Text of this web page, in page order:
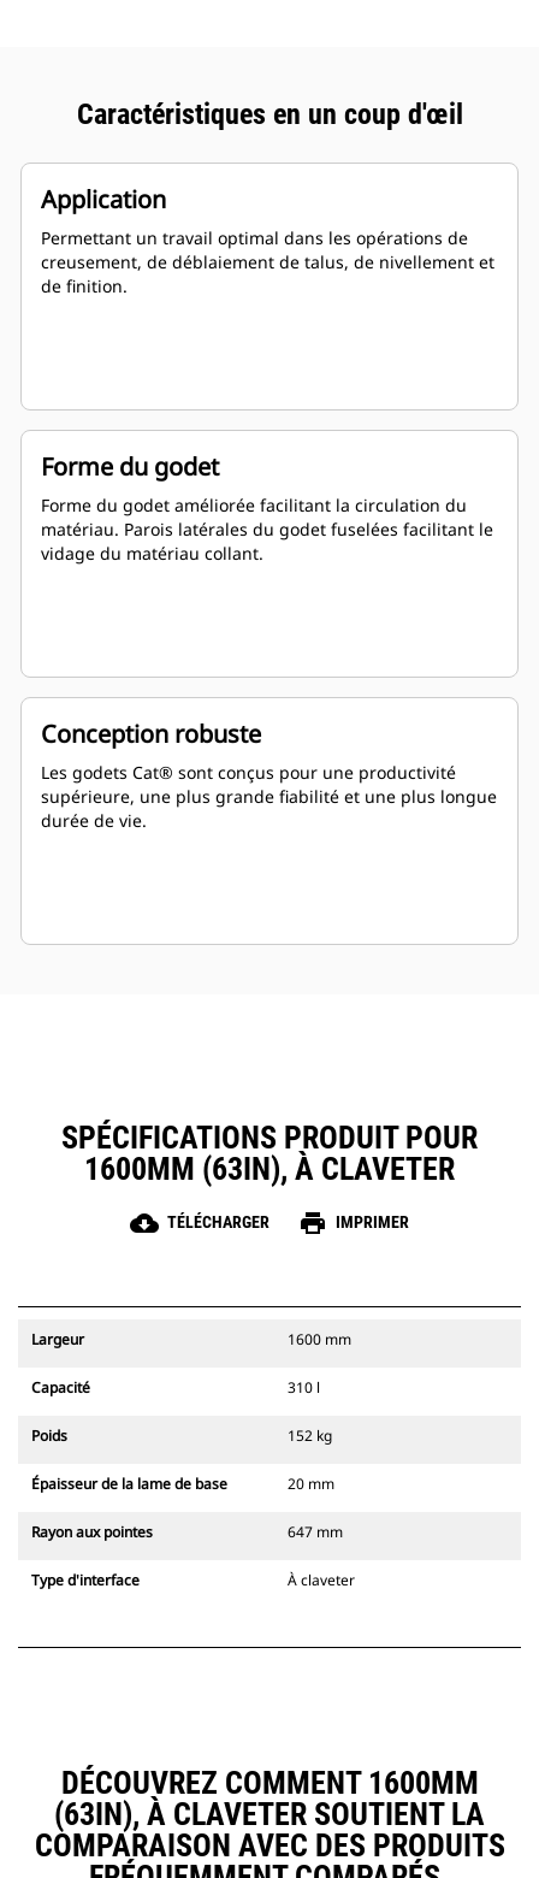
Caractéristiques en un coup d'œil
Application
Permettant un travail optimal dans les opérations de
creusement, de déblaiement de talus, de nivellement et
de finition.
Forme du godet
Forme du godet améliorée facilitant la circulation du
matériau. Parois latérales du godet fuselées facilitant le
vidage du matériau collant.
Conception robuste
Les godets Cat® sont conçus pour une productivité
supérieure, une plus grande fiabilité et une plus longue
durée de vie.
SPÉCIFICATIONS PRODUIT POUR
1600MM (63IN), À CLAVETER
cloud_download TÉLÉCHARGER print IMPRIMER
Largeur 1600 mm
Capacité 310 l
Poids 152 kg
Épaisseur de la lame de base 20 mm
Rayon aux pointes 647 mm
Type d'interface À claveter
DÉCOUVREZ COMMENT 1600MM
(63IN), À CLAVETER SOUTIENT LA
COMPARAISON AVEC DES PRODUITS